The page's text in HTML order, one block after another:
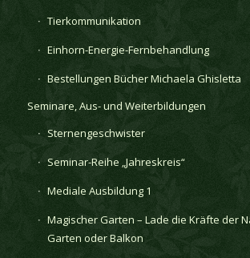
Tierkommunikation
Einhorn-Energie-Fernbehandlung
Bestellungen Bücher Michaela Ghisletta
Seminare, Aus- und Weiterbildungen
Sternengeschwister
Seminar-Reihe „Jahreskreis“
Mediale Ausbildung 1
Magischer Garten – Lade die Kräfte der
Garten oder Balkon